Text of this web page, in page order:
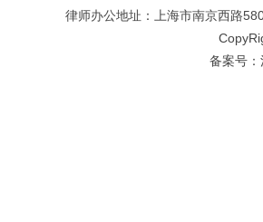
律师办公地址：上海市南京西路
备案号：